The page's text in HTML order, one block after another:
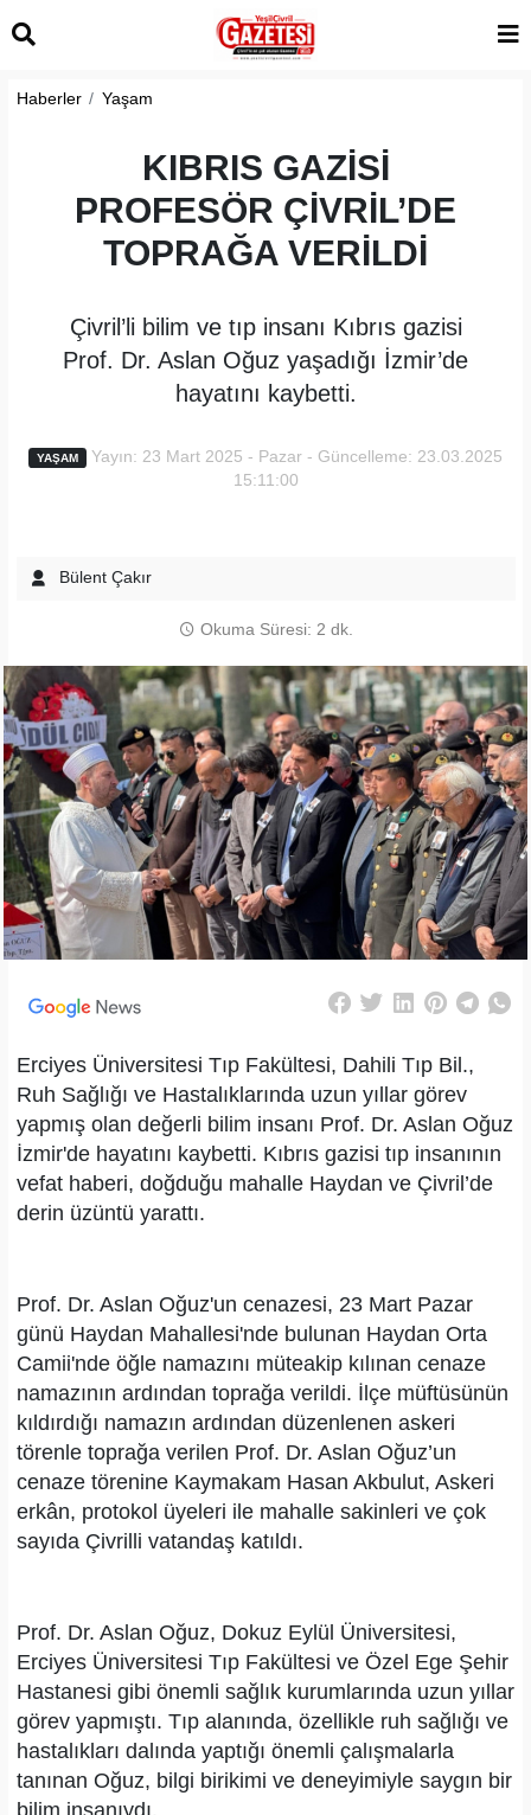
Haberler Yaşam
KIBRIS GAZİSİ
PROFESÖR ÇİVRİL’DE
TOPRAĞA VERİLDİ
Çivril’li bilim ve tıp insanı Kıbrıs gazisi
Prof. Dr. Aslan Oğuz yaşadığı İzmir’de
hayatını kaybetti.
YAŞAM Yayın: 23 Mart 2025 - Pazar - Güncelleme: 23.03.2025
15:11:00
Bülent Çakır
Okuma Süresi: 2 dk.
Erciyes Üniversitesi Tıp Fakültesi, Dahili Tıp Bil.,
Ruh Sağlığı ve Hastalıklarında uzun yıllar görev
yapmış olan değerli bilim insanı Prof. Dr. Aslan Oğuz
İzmir'de hayatını kaybetti. Kıbrıs gazisi tıp insanının
vefat haberi, doğduğu mahalle Haydan ve Çivril’de
derin üzüntü yarattı.
Prof. Dr. Aslan Oğuz'un cenazesi, 23 Mart Pazar
günü Haydan Mahallesi'nde bulunan Haydan Orta
Camii'nde öğle namazını müteakip kılınan cenaze
namazının ardından toprağa verildi. İlçe müftüsünün
kıldırdığı namazın ardından düzenlenen askeri
törenle toprağa verilen Prof. Dr. Aslan Oğuz’un
cenaze törenine Kaymakam Hasan Akbulut, Askeri
erkân, protokol üyeleri ile mahalle sakinleri ve çok
sayıda Çivrilli vatandaş katıldı.
Prof. Dr. Aslan Oğuz, Dokuz Eylül Üniversitesi,
Erciyes Üniversitesi Tıp Fakültesi ve Özel Ege Şehir
Hastanesi gibi önemli sağlık kurumlarında uzun yıllar
görev yapmıştı. Tıp alanında, özellikle ruh sağlığı ve
hastalıkları dalında yaptığı önemli çalışmalarla
tanınan Oğuz, bilgi birikimi ve deneyimiyle saygın bir